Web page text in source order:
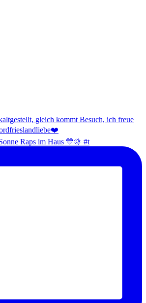
Raps im Haus 💛🌞 #t